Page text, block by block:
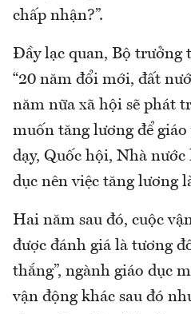
chấp nhận?”.
Đầy lạc quan, Bộ trưởng
“20 năm đổi mới, đất
năm nữa xã hội sẽ phát
muốn tăng lương để
dạy, Quốc hội, Nhà
dục nên việc tăng lương
Hai năm sau đó, cuộc
được đánh giá là tương
thắng”, ngành giáo dục
vận động khác sau đó